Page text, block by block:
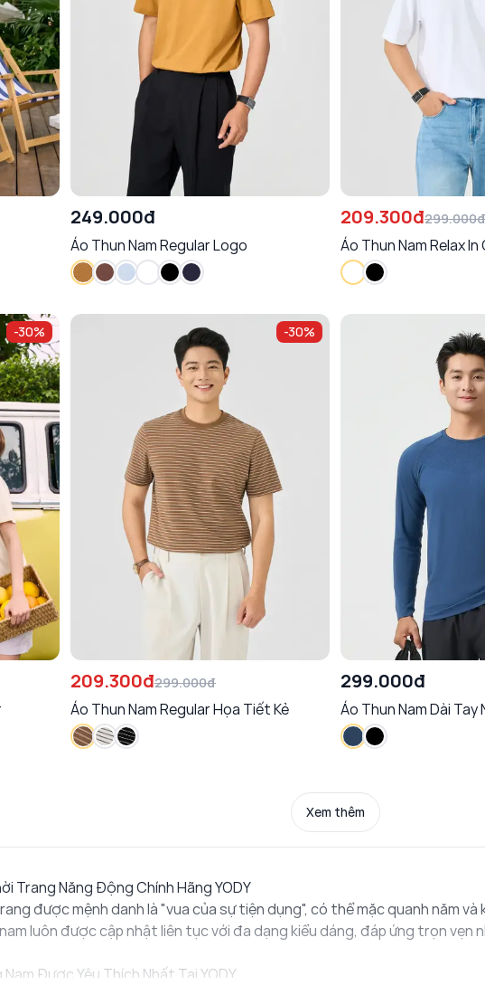
249.000đ
Áo Thun Nam Regular Logo
209.300đ299.000đ
Áo Thun Nam Relax In
-30% -30%
209.300đ299.000đ
Áo Thun Nam Regular Họa Tiết Kẻ
299.000đ
Áo Thun Nam Dài Tay
Xem thêm
Trang Năng Động Chính Hãng YODY
được mệnh danh là "vua của sự tiện dụng", có thể mặc quanh năm và
luôn được cập nhật liên tục với đa dạng kiểu dáng, đáp ứng trọn
Nam Được Yêu Thích Nhất Tại YODY
nam tính và phóng khoắn, những phom dáng áo t-shirt nam dưới đây